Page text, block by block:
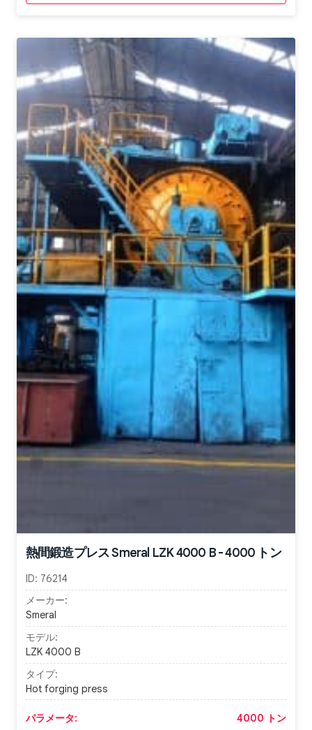
熱間鍛造プレス Smeral LZK 4000 B - 4000 トン
ID: 76214
メーカー:
Smeral
モデル:
LZK 4000 B
タイプ:
Hot forging press
パラメータ: 4000 トン